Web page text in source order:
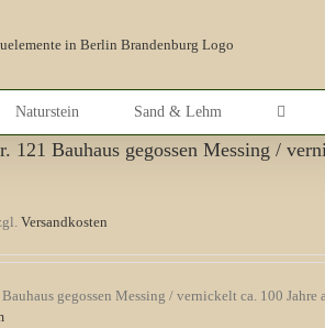
Naturstein Sand & Lehm
121 Bauhaus gegossen Messing /
Versandkosten
gegossen Messing / vernickelt ca. 100 Jahre